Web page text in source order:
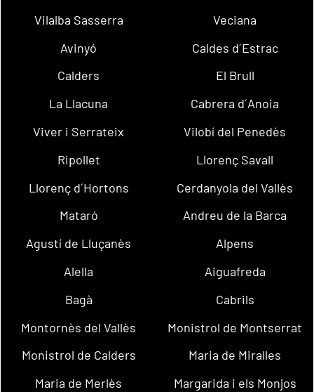
Vilalba Sasserra
Veciana
Avinyó
Caldes d´Estrac
Calders
El Brull
La Llacuna
Cabrera d´Anoia
Viver i Serrateix
Vilobí del Penedès
Ripollet
Llorenç Savall
Llorenç d´Hortons
Cerdanyola del Vallès
Mataró
Andreu de la Barca
Agustí de Lluçanès
Alpens
Alella
Aiguafreda
Bagà
Cabrils
Montornès del Vallès
Monistrol de Montserrat
Monistrol de Calders
Maria de Miralles
Maria de Merlès
Margarida i els Monjos